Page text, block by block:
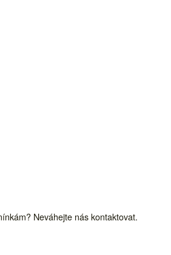
Neváhejte nás kontaktovat.